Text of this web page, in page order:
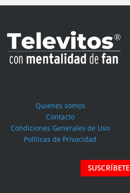
Quienes somos
Contacto
Condiciones Generales de Uso
Políticas de Privacidad
SUSCRÍBETE